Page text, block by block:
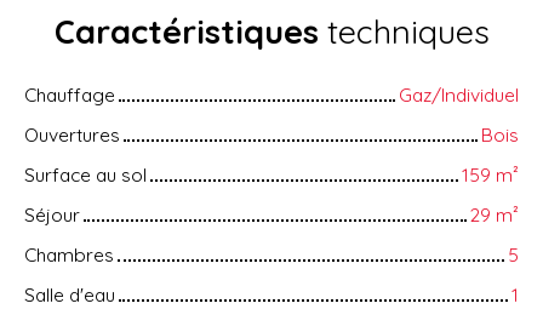
Caractéristiques techniques
Chauffage
Gaz/Individuel
Ouvertures
Bois
Surface au sol
159 m²
Séjour
29 m²
Chambres
5
Salle d'eau
1